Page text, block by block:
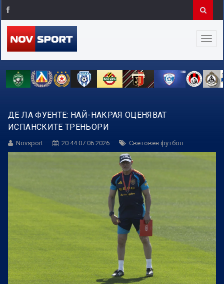
ДЕ ЛА ФУЕНТЕ: НАЙ-НАКРАЯ ОЦЕНЯВАТ
ИСПАНСКИТЕ ТРЕНЬОРИ
Novsport 20:44 07.06.2026 Световен футбол